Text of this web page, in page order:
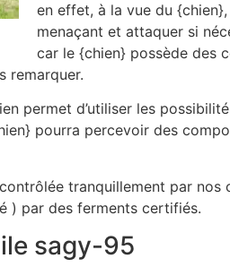
en effet, à la vue du
menaçant et attaquer si
car le {chien} possède des
remarquer.
permet d’utiliser les
pourra percevoir des
tranquillement par
) par des ferments certifiés.
sagy-95